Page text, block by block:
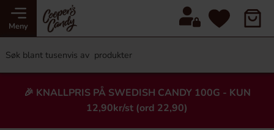
Meny
🎉 KNALLPRIS PÅ SWEDISH CANDY 100G - KUN
12,90kr/st (ord 22,90)